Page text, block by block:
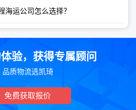
海运公司怎么选择？
验，获得专属顾问
品质物流选凯琦
免费获取报价